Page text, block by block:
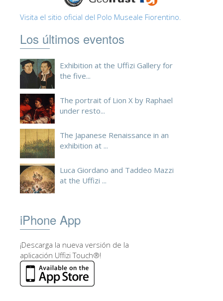
Visita el sitio oficial del Polo Museale Fiorentino.
Los últimos eventos
Exhibition at the Uffizi Gallery for
the five...
The portrait of Lion X by Raphael
under resto...
The Japanese Renaissance in an
exhibition at ...
Luca Giordano and Taddeo Mazzi
at the Uffizi ...
iPhone App
¡Descarga la nueva versión de la
aplicación Uffizi Touch®!